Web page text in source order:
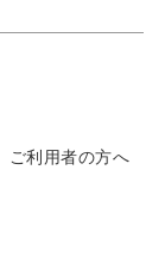
ご利用者の方へ